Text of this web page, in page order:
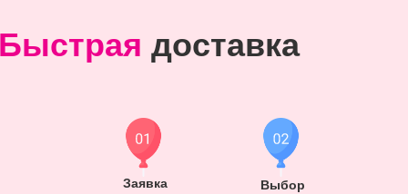
доставка
Заявка Выбор